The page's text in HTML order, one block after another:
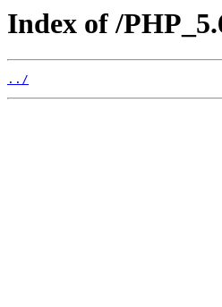
Index of /
../